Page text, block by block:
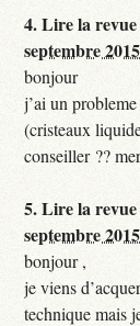
4.Lire la
septembre
bonjour
j’ai un
(cristeaux
conseiller ??
5.Lire la
septembre
bonjour ,
je viens
technique mais